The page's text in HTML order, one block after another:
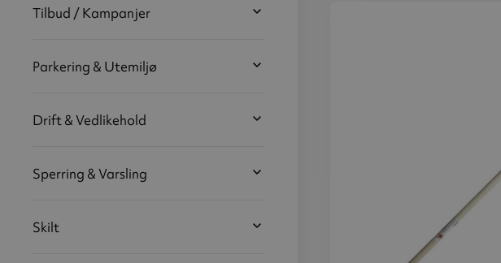
Hjem
Tilbud / Kampanjer
Parkering & Utemiljø
Drift & Vedlikehold
Sperring & Varsling
Skilt